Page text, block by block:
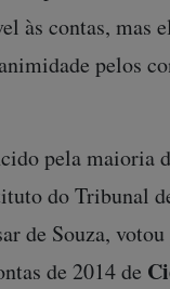
às contas, mas
pelos
pela maioria
do Tribunal
de Souza,
de 2014 de